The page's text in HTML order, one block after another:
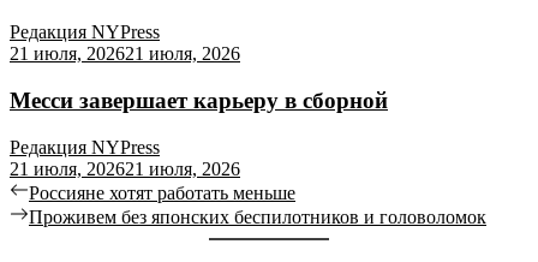
Редакция NYPress
21 июля, 202621 июля, 2026
Месси завершает карьеру в сборной
Редакция NYPress
21 июля, 202621 июля, 2026
Россияне хотят работать меньше
Проживем без японских беспилотников и головоломок